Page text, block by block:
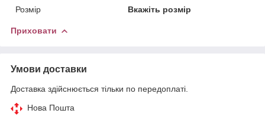
Розмір
Вкажіть розмір
Приховати
Умови доставки
Доставка здійснюється тільки по передоплаті.
Нова Пошта